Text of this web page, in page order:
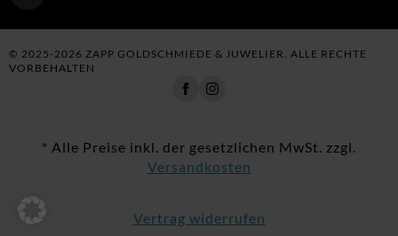
© 2025-2026 ZAPP GOLDSCHMIEDE & JUWELIER. ALLE RECHTE
VORBEHALTEN
* Alle Preise inkl. der gesetzlichen MwSt. zzgl.
Versandkosten
Vertrag widerrufen